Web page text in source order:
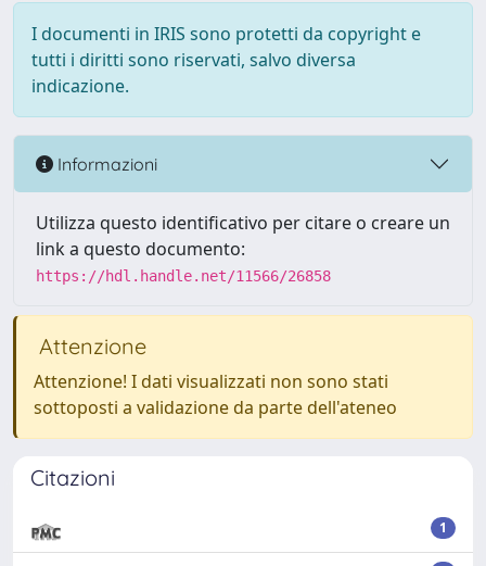
I documenti in IRIS sono protetti da copyright e
tutti i diritti sono riservati, salvo diversa
indicazione.
Informazioni
Utilizza questo identificativo per citare o creare un
link a questo documento:
https://hdl.handle.net/11566/26858
Attenzione
Attenzione! I dati visualizzati non sono stati
sottoposti a validazione da parte dell'ateneo
Citazioni
1